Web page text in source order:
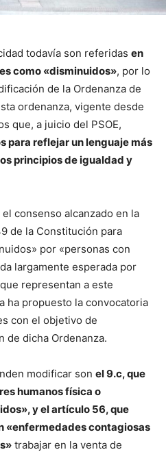
todavía son referidas en
como «disminuidos», por lo
de la Ordenanza de
ordenanza, vigente desde
que, a juicio del PSOE,
para reflejar un lenguaje más
principios de igualdad y
consenso alcanzado en la
de la Constitución para
por «personas con
largamente esperada por
representan a este
ha propuesto la convocatoria
con el objetivo de
de dicha Ordenanza.
modificar son el 9.c, que
humanos física o
y el artículo 56, que
«enfermedades contagiosas
trabajar en la venta de